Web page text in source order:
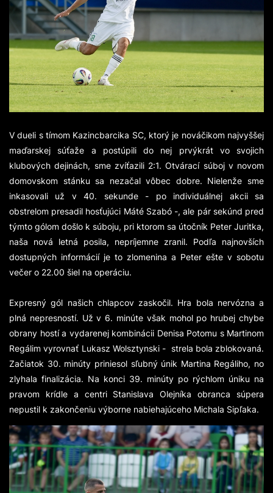
V dueli s tímom Kazincbarcika SC, ktorý je nováčikom najvyššej
maďarskej súťaže a postúpili do nej prvýkrát vo svojich
klubových dejinách, sme zvíťazili 2:1. Otvárací súboj v novom
domovskom stánku sa nezačal vôbec dobre. Nielenže sme
inkasovali už v 40. sekunde - po individuálnej akcii sa
obstrelom presadil hosťujúci Máté Szabó -, ale pár sekúnd pred
týmto gólom došlo k súboju, pri ktorom sa útočník Peter Juritka,
naša nová letná posila, nepríjemne zranil. Podľa najnovších
dostupných informácií je to zlomenina a Peter ešte v sobotu
večer o 22.00 šiel na operáciu.
Expresný gól našich chlapcov zaskočil. Hra bola nervózna a
plná nepresností. Už v 6. minúte však mohol po hrubej chybe
obrany hostí a vydarenej kombinácii Denisa Potomu s Martinom
Regálim vyrovnať Lukasz Wolsztynski - strela bola zblokovaná.
Začiatok 30. minúty priniesol sľubný únik Martina Regáliho, no
zlyhala finalizácia. Na konci 39. minúty po rýchlom úniku na
pravom krídle a centri Stanislava Olejníka obranca súpera
nepustil k zakončeniu výborne nabiehajúceho Michala Sipľaka.